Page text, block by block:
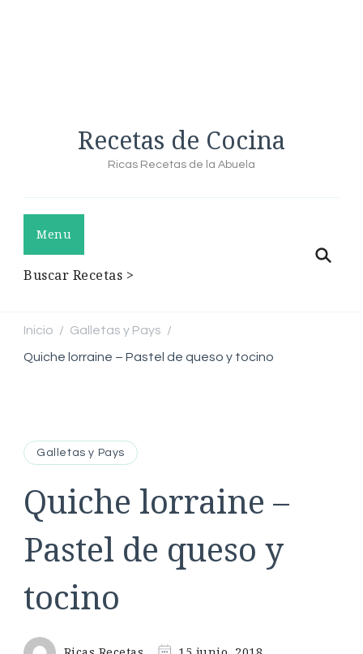
Recetas de Cocina
Ricas Recetas de la Abuela
Menu
Buscar Recetas >
Inicio / Galletas y Pays /
Quiche lorraine – Pastel de queso y tocino
Galletas y Pays
Quiche lorraine –
Pastel de queso y
tocino